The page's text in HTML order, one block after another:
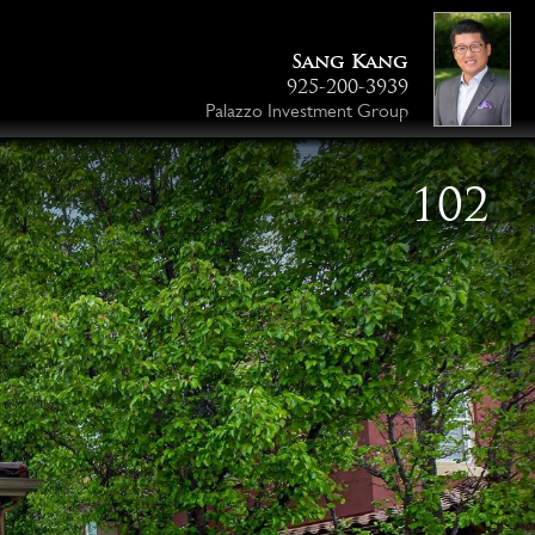
Sang Kang
925-200-3939
Palazzo Investment Group
102